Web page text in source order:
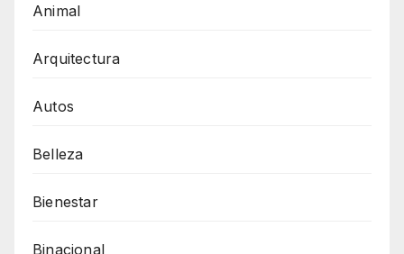
Animal
Arquitectura
Autos
Belleza
Bienestar
Binacional